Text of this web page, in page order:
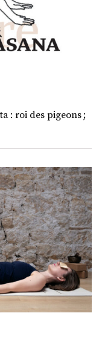
: roi des pigeons ;